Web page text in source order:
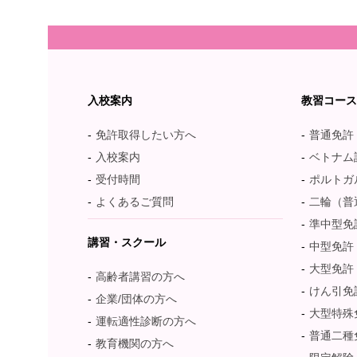
入校案内
免許取得したい方へ
入校案内
受付時間
よくあるご質問
講習・スクール
高齢者講習の方へ
企業/団体の方へ
運転適性診断の方へ
教育機関の方へ
教習コース
普通免許
ベトナ
ポルト
二輪（
準中型免
中型免許
大型免許
けん引免
大型特殊
普通二種